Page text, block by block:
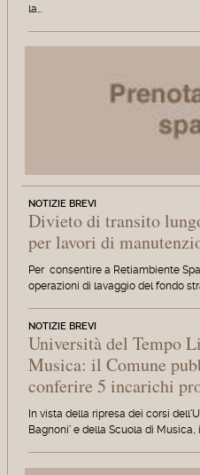
la…
NOTIZIE BREVI
Divieto di transito
per lavori di
Per consentire a Retiambiente
operazioni di lavaggio del fondo
NOTIZIE BREVI
Università del Tempo
Musica: il Comune
conferire 5 incarichi
In vista della ripresa dei corsi
Bagnoni' e della Scuola di Musica,